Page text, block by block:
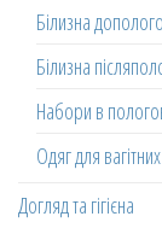
Білизна
Білизна
Набори в
Одяг для вагітних
Догляд та гігієна